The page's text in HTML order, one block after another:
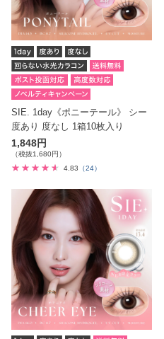
SIE. 1day《ポニーテール》 シー
度あり 度なし 1箱10枚入り
1,848円
（税抜1,680円）
4.83 （24）